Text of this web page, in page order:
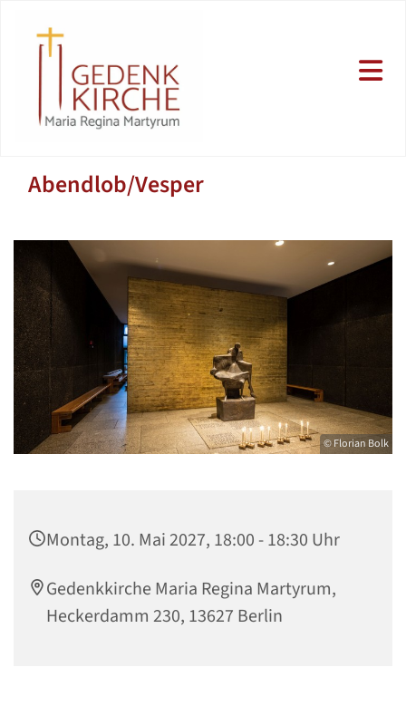
Abendlob/Vesper
© Florian Bolk
Montag, 10. Mai 2027, 18:00 - 18:30 Uhr
Gedenkkirche Maria Regina Martyrum,
Heckerdamm 230, 13627 Berlin